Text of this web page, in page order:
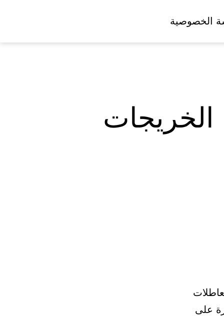
الخصوصية
على